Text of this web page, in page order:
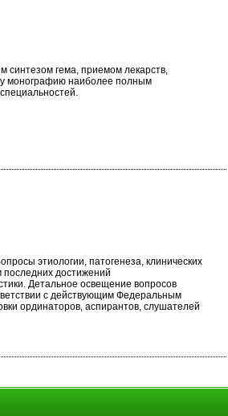
гема, приемом лекарств,
монографию наиболее полным
этиологии, патогенеза, клинических
достижений
Детальное освещение вопросов
с действующим Федеральным
ординаторов, аспирантов, слушателей